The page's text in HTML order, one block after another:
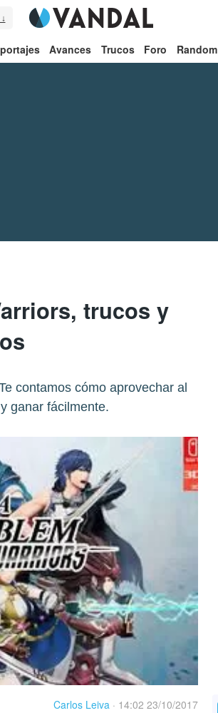
Avances Trucos Foro Random
trucos y
contamos cómo aprovechar al
ganar fácilmente.
Carlos Leiva · 14:02 23/10/2017